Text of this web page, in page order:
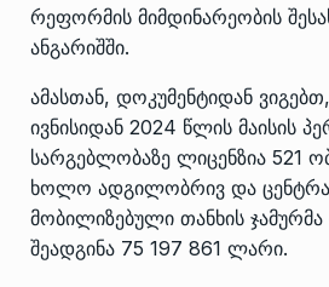
რეფორმის მიმდინარეობის
ანგარიშში.
ამასთან, დოკუმენტიდან
ივნისიდან 2024 წლის მაისის
სარგებლობაზე ლიცენზია 521
ხოლო ადგილობრივ და
მობილიზებული თანხის
შეადგინა 75 197 861 ლარი.